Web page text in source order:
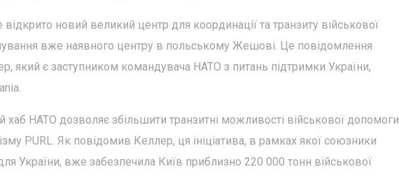
відкрито новий великий центр для координації та транзиту військової
вже наявного центру в польському Жешові. Це повідомлення
який є заступником командувача НАТО з питань підтримки України,
хаб НАТО дозволяє збільшити транзитні можливості військової допомоги
PURL. Як повідомив Келлер, ця ініціатива, в рамках якої союзники
України, вже забезпечила Київ приблизно 220 000 тонн військової